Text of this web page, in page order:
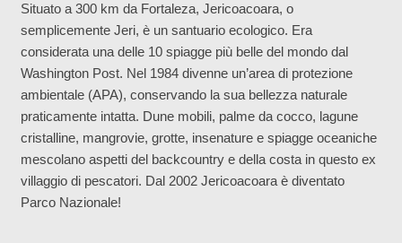
Situato a 300 km da Fortaleza, Jericoacoara, o
semplicemente Jeri, è un santuario ecologico. Era
considerata una delle 10 spiagge più belle del mondo dal
Washington Post. Nel 1984 divenne un’area di protezione
ambientale (APA), conservando la sua bellezza naturale
praticamente intatta. Dune mobili, palme da cocco, lagune
cristalline, mangrovie, grotte, insenature e spiagge oceaniche
mescolano aspetti del backcountry e della costa in questo ex
villaggio di pescatori. Dal 2002 Jericoacoara è diventato
Parco Nazionale!